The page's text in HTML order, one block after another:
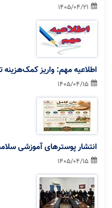
1405/04/21
اطلاعیه مهم: واریز
1405/04/15
انتشار پوسترهای آموزشی
1405/04/15